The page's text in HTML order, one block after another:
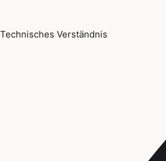
Technisches Verständnis